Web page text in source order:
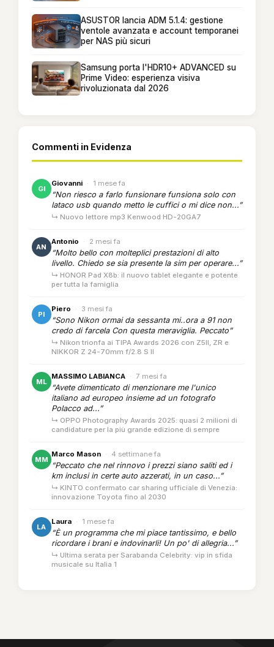
ASUSTOR lancia ADM 5.1.4: gestione
ventole avanzata e account temporanei
per NAS più sicuri
Samsung porta l'HDR10+ ADVANCED su
Prime Video: esperienza visiva
rivoluzionata dal 2026
Commenti in Evidenza
GI
Giovanni · 1 mese fa
“Non riesco a farlo funsionare funsiona solo con
lataco usb quando metto le cuffici o mi dice non...”
↳ Nuovo lettore mp3 Kenwood HD-20GA7
AN
Antonio · 2 mesi fa
“Molto bello con molteplici prestazioni di alto
livello. Chiedo se sia presente la sim per operare...”
↳ HONOR Pad X8b: il nuovo tablet elegante e potente
per tutta la famiglia
PI
Piero · 3 mesi fa
“Sono Nikon ormai da sessanta mi..ora a 91 non
credo di farcela Con questa meraviglia. Peccato”
↳ Nikon trionfa ai TIPA Awards 2026 con Z5II, ZR e
NIKKOR Z 24-70mm f/2.8 S II
ML
MASSIMO LABIANCA · 7 mesi fa
“Avete dimenticato di menzionare me l'unico
italiano ad europeo insieme ad un fotografo
Polacco ad...”
↳ OPPO Photography Awards 2025: quasi 2 milioni di
candidature per la più grande edizione di sempre
MM
Marco Mason · 4 settimane fa
“Peccato che nel rinnovo i prezzi siano saliti ed i
km inclusi in certe auto azzerati, in un caso...”
↳ KINTO confermato car sharing ufficiale di Venezia:
innovazione Toyota fino al 2030
LA
Laura · 1 mese fa
“È un programma che mi piace tantissimo, e bello
ricordare i brani e indovinarli! Un po' di allegria...”
↳ Ultima serata per Sarabanda Celebrity: vip in sfida
musicale su Italia 1